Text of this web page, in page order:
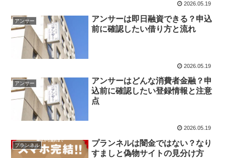
2026.05.19
アンサー
アンサーは即日融資できる？申込
前に確認したい借り方と流れ
2026.05.19
アンサー
アンサーはどんな消費者金融？申
込前に確認したい登録情報と注意
点
2026.05.19
プランネル
プランネルは闇金ではない？なり
すましと偽物サイトの見分け方